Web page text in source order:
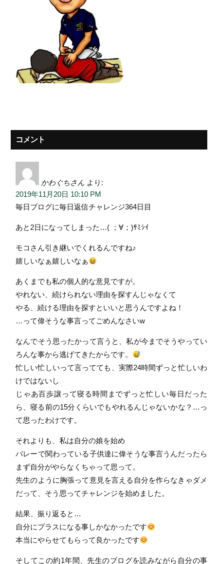
コメント
かわぐちさん より:
2019年11月20日 10:10 PM
毎日ブログに毎日返信チャレンジ364日目
あと2日になってしまった…( ；∀；)ｻﾐｼｲ
モコさん引き継いでくれるんですね♪
嬉しいなぁ嬉しいなぁ
あくまでも私の個人的な意見ですが。
やれない、続けられない理由を探すんじゃなくて
やる、続ける理由を探すといいと思うんですよね！
…って偉そうな事言ってごめんなさいw
なんでそう思ったかって言うと、私が今までそうやってい
ろんな事から逃げてきたからです。
忙しい忙しいって言ってても、実際24時間ずっと忙しいわ
けではないし
じゃあ百歩譲って寝る時間までずっと忙しい毎日だった
ら、寝る前の15分くらいでもやれるんじゃないかな？…っ
て思ったわけです。
それよりも、私は自分の娘を始め
バレーで関わっている子供達に偉そうな事言うんだったら
まず自分がやらなくちゃって思って。
先生のように胸張って意見を言える自分を作らなきゃダメ
だって、そう思ってチャレンジを始めました。
結果、振り返ると…
自分にプラスになる事しかなかったです
本当にやらせてもらって良かったです
そしてこの約1年間、先生のブログを読みながら自分の事